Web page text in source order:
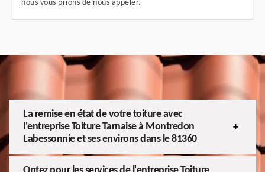
nous vous prions de nous appeler.
La remise en état de votre toiture avec
l'entreprise Toiture Tarnaise à Montredon
Labessonnie et ses environs dans le 81360